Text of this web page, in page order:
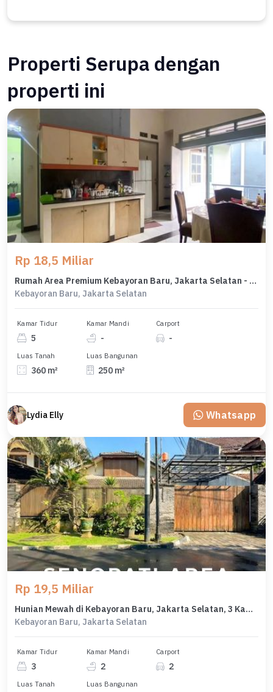
Properti Serupa dengan
properti ini
Rp 18,5 Miliar
Rumah Area Premium Kebayoran Baru, Jakarta Selatan - Harga Terbaik 18,5 Miliar
Kebayoran Baru, Jakarta Selatan
Kamar Tidur
5
Kamar Mandi
-
Carport
-
Luas Tanah
360 m²
Luas Bangunan
250 m²
Lydia Elly Whatsapp
Rp 19,5 Miliar
Hunian Mewah di Kebayoran Baru, Jakarta Selatan, 3 Kamar Tidur, LT 401m²
Kebayoran Baru, Jakarta Selatan
Kamar Tidur
3
Kamar Mandi
2
Carport
2
Luas Tanah Luas Bangunan